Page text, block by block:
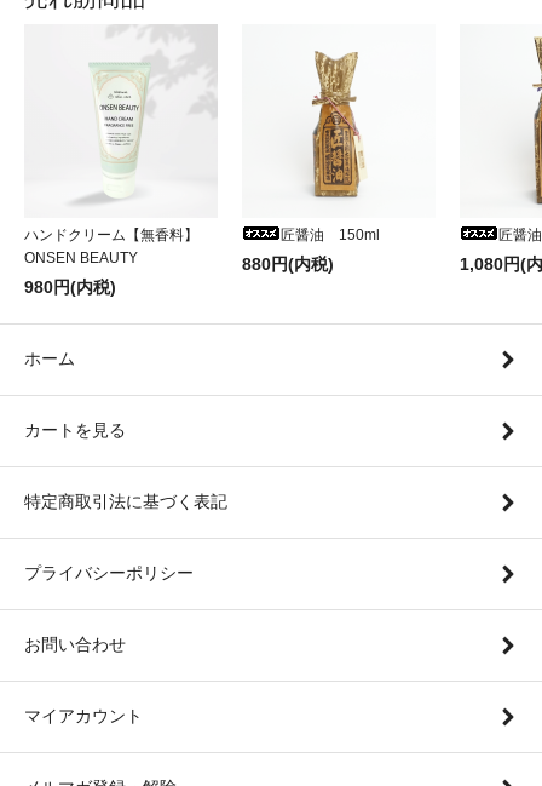
ハンドクリーム【無香料】
ONSEN BEAUTY
980円(内税)
匠醤油 150ml
880円(内税)
匠醤
1,080円(
ホーム
カートを見る
特定商取引法に基づく表記
プライバシーポリシー
お問い合わせ
マイアカウント